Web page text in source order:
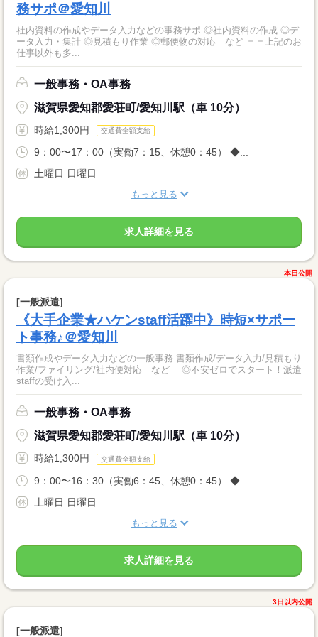
務サポ＠愛知川
社内資料の作成やデータ入力などの事務サポ ◎社内資料の作成 ◎デ
ータ入力・集計 ◎見積もり作業 ◎郵便物の対応 など ＝＝上記のお
仕事以外も多...
一般事務・OA事務
滋賀県愛知郡愛荘町/愛知川駅（車 10分）
時給1,300円 交通費全額支給
9：00〜17：00（実働7：15、休憩0：45） ◆...
土曜日 日曜日
もっと見る
求人詳細を見る
本日公開
[一般派遣]
《大手企業★ハケンstaff活躍中》時短×サポー
ト事務♪＠愛知川
書類作成やデータ入力などの一般事務 書類作成/データ入力/見積もり
作業/ファイリング/社内便対応 など ◎不安ゼロでスタート！派遣
staffの受け入...
一般事務・OA事務
滋賀県愛知郡愛荘町/愛知川駅（車 10分）
時給1,300円 交通費全額支給
9：00〜16：30（実働6：45、休憩0：45） ◆...
土曜日 日曜日
もっと見る
求人詳細を見る
3日以内公開
[一般派遣]